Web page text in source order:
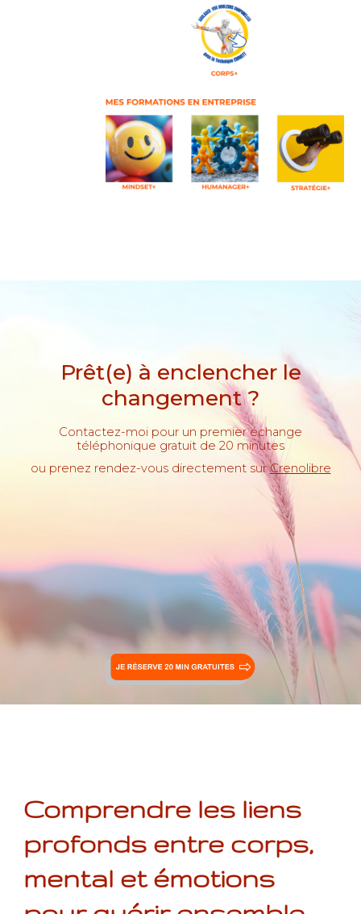
Prêt(e) à enclencher le
changement ?
Contactez-moi pour un premier échange
téléphonique gratuit de 20 minutes
ou prenez rendez-vous directement surCrenolibre
Comprendre les liens
profonds entre corps,
mental et émotions